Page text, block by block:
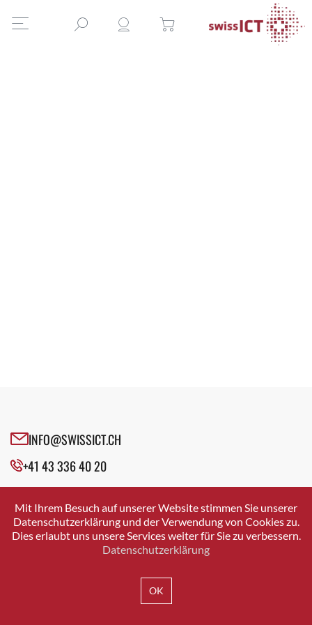
INFO@SWISSICT.CH
+41 43 336 40 20
SWISSICT
VULKANSTRASSE 120
8048 ZURICH
Mit Ihrem Besuch auf unserer Website stimmen Sie unserer
Datenschutzerklärung und der Verwendung von Cookies zu.
Dies erlaubt uns unsere Services weiter für Sie zu verbessern.
Datenschutzerklärung
OK